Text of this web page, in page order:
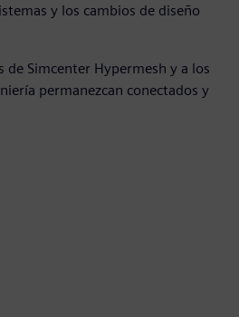
y los cambios de diseño
de Simcenter Hypermesh y a los
permanezcan conectados y